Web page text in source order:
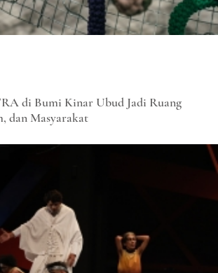
di Bumi Kinar Ubud Jadi Ruang
dan Masyarakat